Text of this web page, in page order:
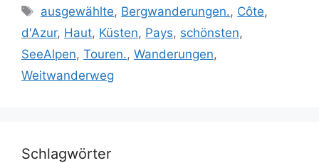
Schlagwörter
ausgewählte, Bergwanderungen., Côte,
d'Azur, Haut, Küsten, Pays, schönsten,
SeeAlpen, Touren., Wanderungen,
Weitwanderweg
Schlagwörter